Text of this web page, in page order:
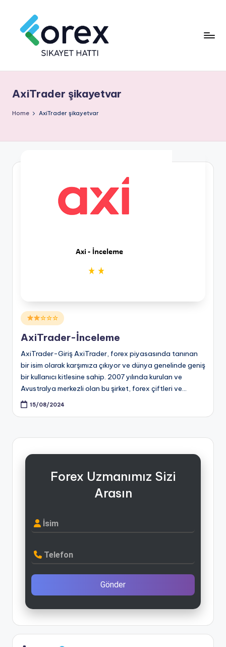
AxiTrader şikayetvar
Home AxiTrader şikayetvar
Posted
in
☆☆☆
AxiTrader-İnceleme
AxiTrader-Giriş AxiTrader, forex piyasasında tanınan
bir isim olarak karşımıza çıkıyor ve dünya genelinde geniş
bir kullanıcı kitlesine sahip. 2007 yılında kurulan ve
Avustralya merkezli olan bu şirket, forex çiftleri ve…
15/08/2024
Forex Uzmanımız Sizi
Arasın
İsim
Telefon
Gönder